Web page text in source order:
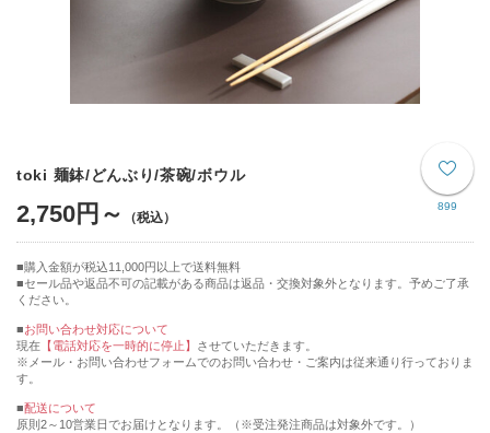
899
toki 麺鉢/どんぶり/茶碗/ボウル
2,750円～
購入金額が税込11,000円以上で送料無料
セール品や返品不可の記載がある商品は返品・交換対象外となります。予めご了承
ください。
■お問い合わせ対応について
現在 【電話対応を一時的に停止】 させていただきます。
※メール・お問い合わせフォームでのお問い合わせ・ご案内は従来通り行っておりま
す。
■配送について
原則2～10営業日でお届けとなります。（※受注発注商品は対象外です。）